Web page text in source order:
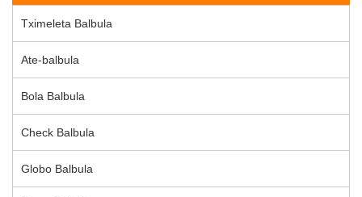
Tximeleta Balbula
Ate-balbula
Bola Balbula
Check Balbula
Globo Balbula